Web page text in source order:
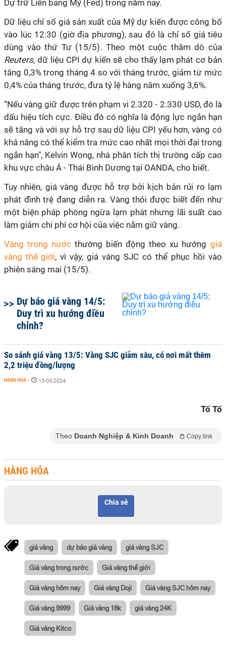
Dự trữ Liên bang Mỹ (Fed) trong năm nay.
Dữ liệu chỉ số giá sản xuất của Mỹ dự kiến ​​​​được công bố
vào lúc 12:30 (giờ địa phương), sau đó là chỉ số giá tiêu
dùng vào thứ Tư (15/5). Theo một cuộc thăm dò của
Reuters, dữ liệu CPI dự kiến ​​​​sẽ cho thấy lạm phát cơ bản
tăng 0,3% trong tháng 4 so với tháng trước, giảm từ mức
0,4% của tháng trước, đưa tỷ lệ hàng năm xuống 3,6%.
“Nếu vàng giữ được trên phạm vi 2.320 - 2.330 USD, đó là
dấu hiệu tích cực. Điều đó có nghĩa là động lực ngắn hạn
sẽ tăng và với sự hỗ trợ sau dữ liệu CPI yếu hơn, vàng có
khả năng có thể kiểm tra mức cao nhất mọi thời đại trong
ngắn hạn", Kelvin Wong, nhà phân tích thị trường cấp cao
khu vực châu Á - Thái Bình Dương tại OANDA, cho biết.
Tuy nhiên, giá vàng được hỗ trợ bởi kịch bản rủi ro lạm
phát đình trệ đang diễn ra. Vàng thỏi được biết đến như
một biện pháp phòng ngừa lạm phát nhưng lãi suất cao
làm giảm chi phí cơ hội của việc nắm giữ vàng.
Vàng trong nước thường biến động theo xu hướng giá
vàng thế giới, vì vậy, giá vàng SJC có thể phục hồi vào
phiên sáng mai (15/5).
Dự báo giá vàng 14/5:
Duy trì xu hướng điều
chỉnh?
So sánh giá vàng 13/5: Vàng SJC giảm sâu, có nơi mất thêm
2,2 triệu đồng/lượng
HÀNG HÓA - 13-05-2024
Tố Tố
Theo Doanh Nghiệp & Kinh Doanh Copy link
HÀNG HÓA
Chia sẻ
giá vàng dự báo giá vàng giá vàng SJC
Giá vàng trong nước Giá vàng thế giới
Giá vàng hôm nay Giá vàng Doji Giá vàng SJC hôm nay
Giá vàng 9999 Giá vàng 18k giá vàng 24K
Giá vàng Kitco